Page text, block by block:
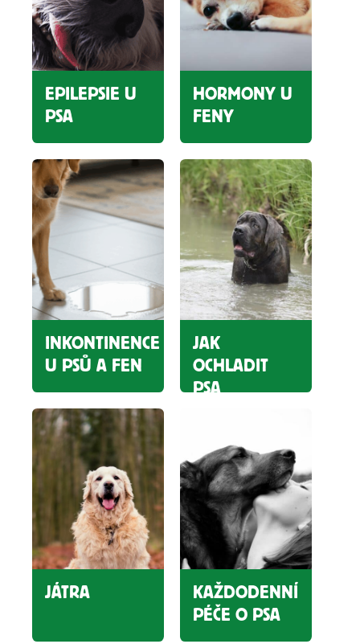
EPILEPSIE U
PSA
HORMONY U
FENY
INKONTINENCE
U PSŮ A FEN
JAK
OCHLADIT
PSA
JÁTRA
KAŽDODENNÍ
PÉČE O PSA